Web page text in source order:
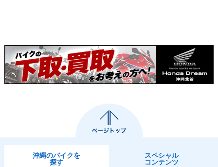
沖縄のバイクを
探す
スペシャル
コンテンツ